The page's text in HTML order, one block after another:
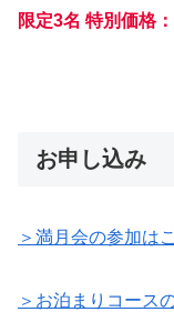
限定3名 特別価格
お申し込み
＞満月会の参加は
＞お泊まりコース